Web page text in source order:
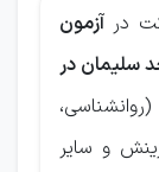
در آزمون
سلیمان در
و سایر